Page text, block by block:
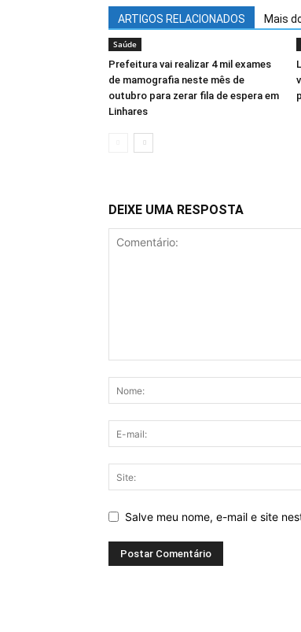
ARTIGOS RELACIONADOS Mais
Saúde
Prefeitura vai realizar 4 mil exames
de mamografia neste mês de
outubro para zerar fila de espera em
Linhares
DEIXE UMA RESPOSTA
Salve meu nome, e-mail e site